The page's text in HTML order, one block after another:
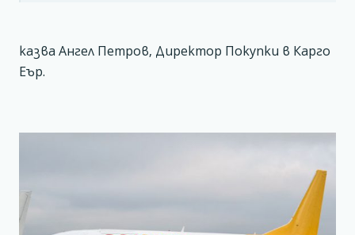
казва Ангел Петров, Директор Покупки в Карго
Еър.